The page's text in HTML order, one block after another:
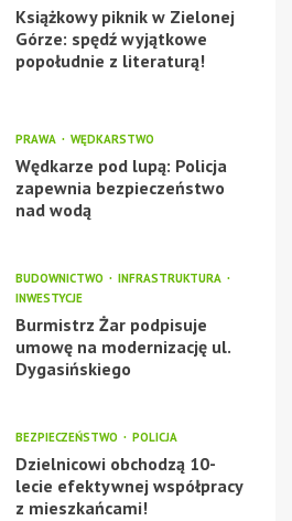
Książkowy piknik w Zielonej
Górze: spędź wyjątkowe
popołudnie z literaturą!
PRAWA WĘDKARSTWO
Wędkarze pod lupą: Policja
zapewnia bezpieczeństwo
nad wodą
BUDOWNICTWO
INFRASTRUKTURA
INWESTYCJE
Burmistrz Żar podpisuje
umowę na modernizację ul.
Dygasińskiego
BEZPIECZEŃSTWO POLICJA
Dzielnicowi obchodzą 10-
lecie efektywnej współpracy
z mieszkańcami!